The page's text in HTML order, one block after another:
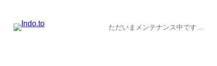
ただいまメンテナンス中です…